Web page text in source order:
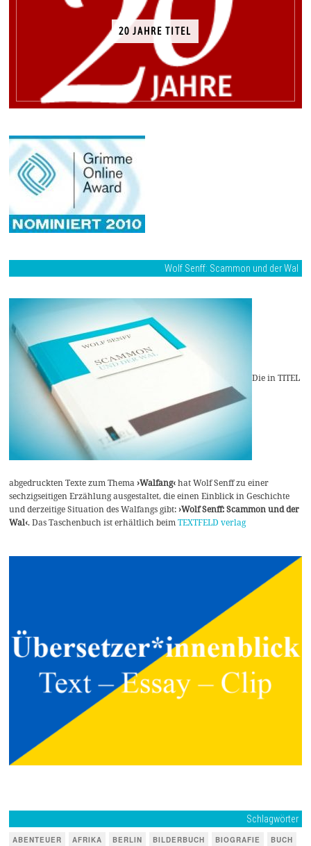
20 JAHRE TITEL
Wolf Senff: Scammon und der Wal
Die in TITEL
abgedruckten Texte zum Thema›Walfang‹hat Wolf Senff zu einer
sechzigseitigen Erzählung ausgestaltet, die einen Einblick in Geschichte
und derzeitige Situation des Walfangs gibt:›Wolf Senff: Scammon und der
Wal‹. Das Taschenbuch ist erhältlich beimTEXTFELD verlag
Schlagwörter
ABENTEUER AFRIKA BERLIN BILDERBUCH BIOGRAFIE
BUCH